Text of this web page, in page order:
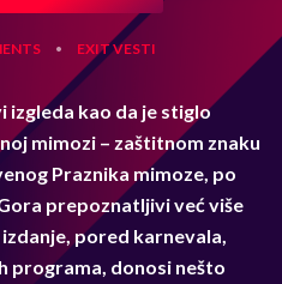
• EXITVESTI
izgleda kao da je stiglo
mimozi – zaštitnom znaku
Praznika mimoze, po
prepoznatljivi već više
pored karnevala,
programa, donosi nešto